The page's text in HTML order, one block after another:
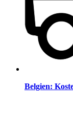
Belgien: